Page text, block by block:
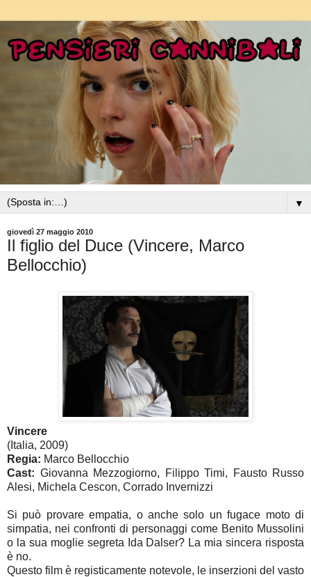
▼
giovedì 27 maggio 2010
Il figlio del Duce (Vincere, Marco
Bellocchio)
Vincere
(Italia, 2009)
Regia: Marco Bellocchio
Cast: Giovanna Mezzogiorno, Filippo Timi, Fausto Russo
Alesi, Michela Cescon, Corrado Invernizzi
Si può provare empatia, o anche solo un fugace moto di
simpatia, nei confronti di personaggi come Benito Mussolini
o la sua moglie segreta Ida Dalser? La mia sincera risposta
è no.
Questo film è registicamente notevole, le inserzioni del vasto